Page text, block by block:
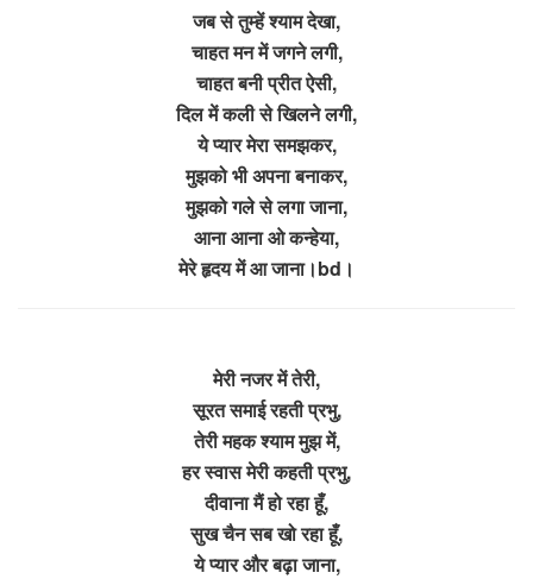
जब से तुम्हें श्याम देखा,
चाहत मन में जगने लगी,
चाहत बनी प्रीत ऐसी,
दिल में कली से खिलने लगी,
ये प्यार मेरा समझकर,
मुझको भी अपना बनाकर,
मुझको गले से लगा जाना,
आना आना ओ कन्हेया,
मेरे हृदय में आ जाना।bd।
मेरी नजर में तेरी,
सूरत समाई रहती प्रभु,
तेरी महक श्याम मुझ में,
हर स्वास मेरी कहती प्रभु,
दीवाना मैं हो रहा हूँ,
सुख चैन सब खो रहा हूँ,
ये प्यार और बढ़ा जाना,